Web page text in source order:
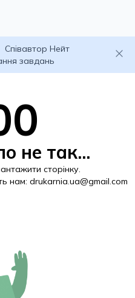
Співавтор Нейт
завдань
не так...
сторінку.
нам: drukarnia.ua@gmail.com